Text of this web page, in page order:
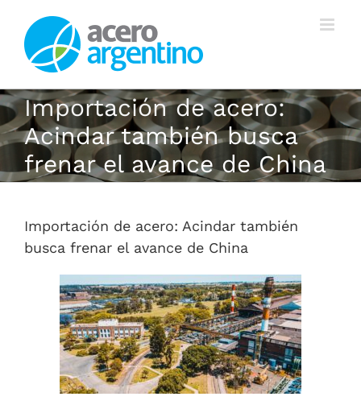
contenido
Importación de acero:
Acindar también busca
frenar el avance de China
Importación de acero: Acindar también
busca frenar el avance de China